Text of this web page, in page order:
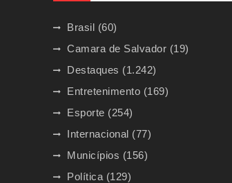
Brasil (60)
Camara de Salvador (19)
Destaques (1.242)
Entretenimento (169)
Esporte (254)
Internacional (77)
Municípios (156)
Política (129)